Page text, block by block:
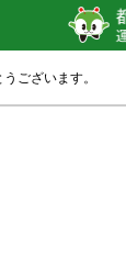
ございます。